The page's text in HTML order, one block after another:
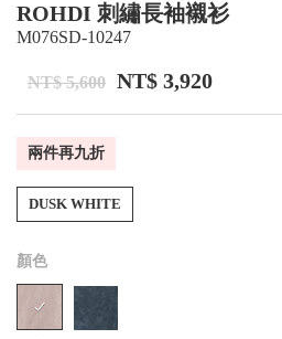
ROHDI 刺繡長袖襯衫
M076SD-10247
NT$ 5,600 NT$ 3,920
兩件再九折
DUSK WHITE
顏色